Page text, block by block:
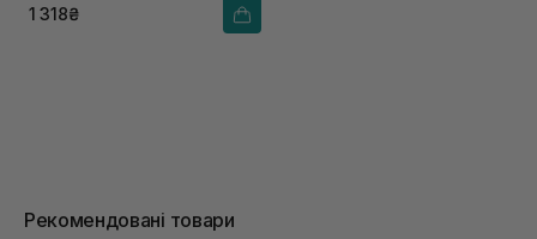
1 318₴
Рекомендовані товари